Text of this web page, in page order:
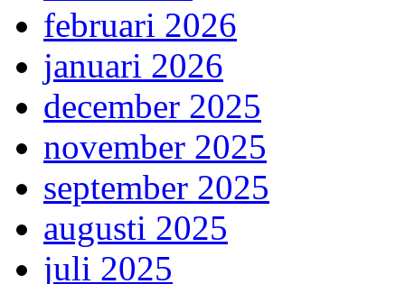
februari 2026
januari 2026
december 2025
november 2025
september 2025
augusti 2025
juli 2025